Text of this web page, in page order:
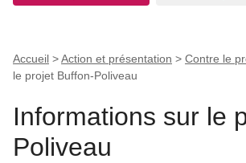
Accueil >Action et présentation > Contre le
le projet Buffon-Poliveau
Informations sur le
Poliveau